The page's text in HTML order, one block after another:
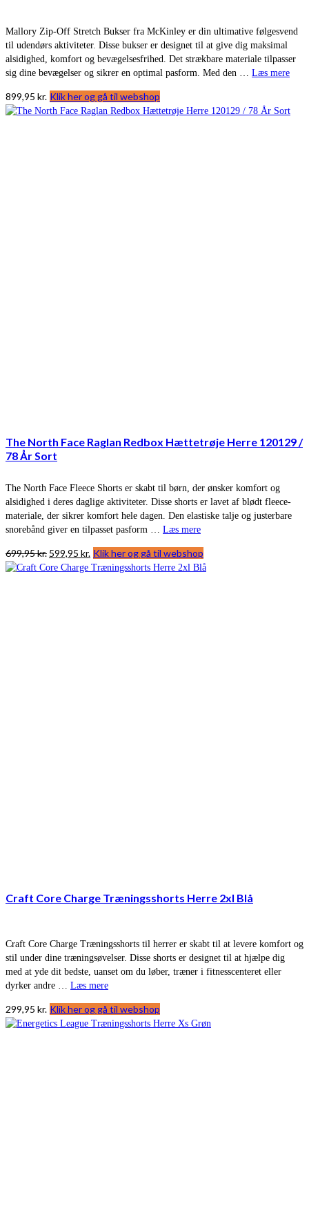
Mallory Zip-Off Stretch Bukser fra McKinley er din ultimative følgesvend
til udendørs aktiviteter. Disse bukser er designet til at give dig maksimal
alsidighed, komfort og bevægelsesfrihed. Det strækbare materiale tilpasser
sig dine bevægelser og sikrer en optimal pasform. Med den … Læs mere
899,95 kr. Klik her og gå til webshop
The North Face Raglan Redbox Hættetrøje Herre 120129 /
78 År Sort
The North Face Fleece Shorts er skabt til børn, der ønsker komfort og
alsidighed i deres daglige aktiviteter. Disse shorts er lavet af blødt fleece-
materiale, der sikrer komfort hele dagen. Den elastiske talje og justerbare
snorebånd giver en tilpasset pasform … Læs mere
699,95kr. Den
oprindelige
599,95 kr. Den
aktuelle
Klik her og gå til webshop
Craft Core Charge Træningsshorts Herre 2xl Blå
Craft Core Charge Træningsshorts til herrer er skabt til at levere komfort og
stil under dine træningsøvelser. Disse shorts er designet til at hjælpe dig
med at yde dit bedste, uanset om du løber, træner i fitnesscenteret eller
dyrker andre … Læs mere
299,95 kr. Klik her og gå til webshop